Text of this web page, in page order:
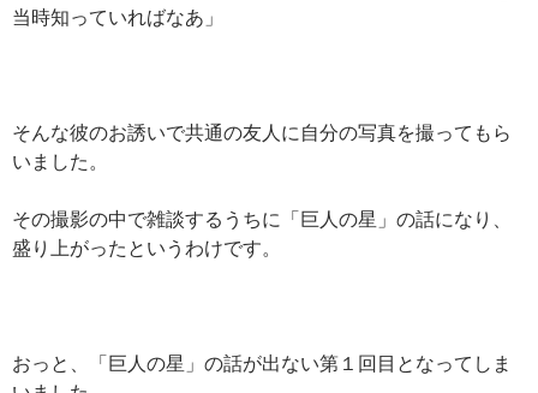
当時知っていればなあ」
そんな彼のお誘いで共通の友人に自分の写真を撮ってもら
いました。
その撮影の中で雑談するうちに「巨人の星」の話になり、
盛り上がったというわけです。
おっと、「巨人の星」の話が出ない第１回目となってしま